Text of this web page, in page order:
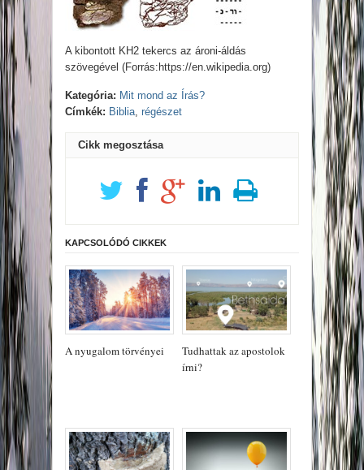
A kibontott KH2 tekercs az ároni-áldás
szövegével (Forrás:https://en.wikipedia.org)
Kategória: Mit mond az Írás?
Címkék: Biblia, régészet
Cikk megosztása
KAPCSOLÓDÓ CIKKEK
A nyugalom törvényei
Tudhattak az apostolok
írni?